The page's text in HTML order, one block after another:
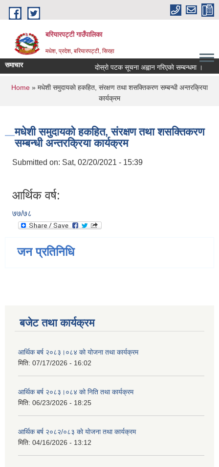
Skip to main content
बरियारपट्टी गाउँपालिका
मधेश, प्रदेश, बरियारपट्टी, सिरहा
समाचार दाेस्राे पटक सूचना अह्वान गरिएकाे सम्बन्धमा ।
You are here
Home » मधेशी समुदायकाे हकहित, संरक्षण तथा शसक्तिकरण सम्बन्धी अन्तरक्रिया
कार्यक्रम
मधेशी समुदायकाे हकहित, संरक्षण तथा शसक्तिकरण
सम्बन्धी अन्तरक्रिया कार्यक्रम
Submitted on: Sat, 02/20/2021 - 15:39
आर्थिक वर्ष:
७७/७८
जन प्रतिनिधि
बजेट तथा कार्यक्रम
आर्थिक बर्ष २०८३।०८४ को योजना तथा कार्यक्रम
मिति: 07/17/2026 - 16:02
आर्थिक बर्ष २०८३।०८४ को निति तथा कार्यक्रम
मिति: 06/23/2026 - 18:25
आर्थिक बर्ष २०८२/०८३ काे याेजना तथा कार्यक्रम
मिति: 04/16/2026 - 13:12